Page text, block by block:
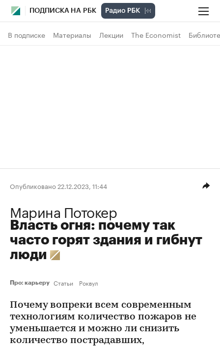
ПОДПИСКА НА РБК
В подписке Материалы Лекции The Economist
Опубликовано 22.12.2023, 11:44
Марина Потокер
Власть огня: почему так
часто горят здания и гибнут
люди
Про: карьеру Статьи Роквул
Почему вопреки всем современным
технологиям количество пожаров не
уменьшается и можно ли снизить
количество пострадавших,